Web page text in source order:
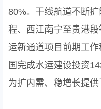
80%。干线航道不断
程、西江南宁至贵港
运新通道项目前期工
国完成水运建设投资
为扩内需、稳增长提供